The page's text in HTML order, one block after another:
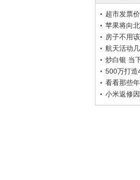
超市发票
苹果将向
房子不用
航天活动
炒白银 当
500万打造
看看那些
小米返修